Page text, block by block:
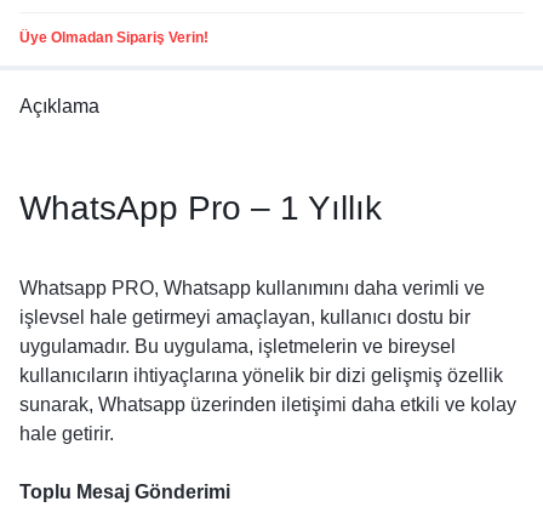
Üye Olmadan Sipariş Verin!
Açıklama
WhatsApp Pro – 1 Yıllık
Whatsapp PRO, Whatsapp kullanımını daha verimli ve
işlevsel hale getirmeyi amaçlayan, kullanıcı dostu bir
uygulamadır. Bu uygulama, işletmelerin ve bireysel
kullanıcıların ihtiyaçlarına yönelik bir dizi gelişmiş özellik
sunarak, Whatsapp üzerinden iletişimi daha etkili ve kolay
hale getirir.
Toplu Mesaj Gönderimi